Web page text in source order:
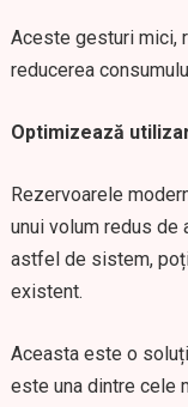
Aceste gesturi mici,
reducerea
Optimizează
Rezervoarele
unui volum redus de
astfel de sistem,
existent.
Aceasta este o
este una dintre cele